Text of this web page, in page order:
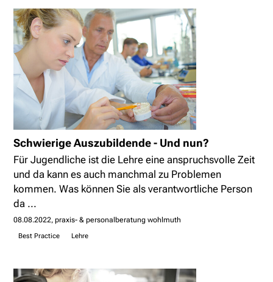
Schwierige Auszubildende - Und nun?
Für Jugendliche ist die Lehre eine anspruchsvolle Zeit
und da kann es auch manchmal zu Problemen
kommen. Was können Sie als verantwortliche Person
da ...
08.08.2022 praxis- & personalberatung wohlmuth
Best Practice Lehre